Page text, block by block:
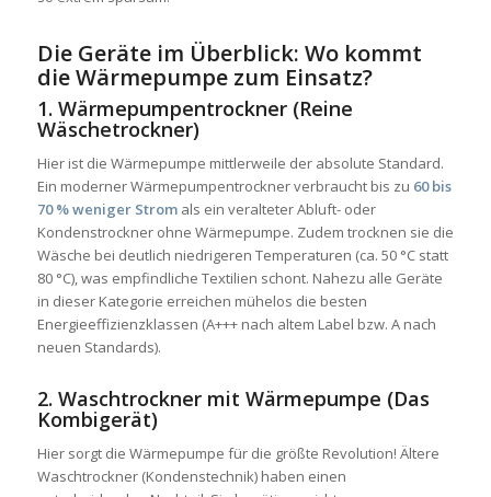
Die Geräte im Überblick: Wo kommt
die Wärmepumpe zum Einsatz?
1. Wärmepumpentrockner (Reine
Wäschetrockner)
Hier ist die Wärmepumpe mittlerweile der absolute Standard.
Ein moderner Wärmepumpentrockner verbraucht bis zu 60 bis
70 % weniger Stromals ein veralteter Abluft- oder
Kondenstrockner ohne Wärmepumpe. Zudem trocknen sie die
Wäsche bei deutlich niedrigeren Temperaturen (ca. 50 °C statt
80 °C), was empfindliche Textilien schont. Nahezu alle Geräte
in dieser Kategorie erreichen mühelos die besten
Energieeffizienzklassen (A+++ nach altem Label bzw. A nach
neuen Standards).
2. Waschtrockner mit Wärmepumpe (Das
Kombigerät)
Hier sorgt die Wärmepumpe für die größte Revolution! Ältere
Waschtrockner (Kondenstechnik) haben einen